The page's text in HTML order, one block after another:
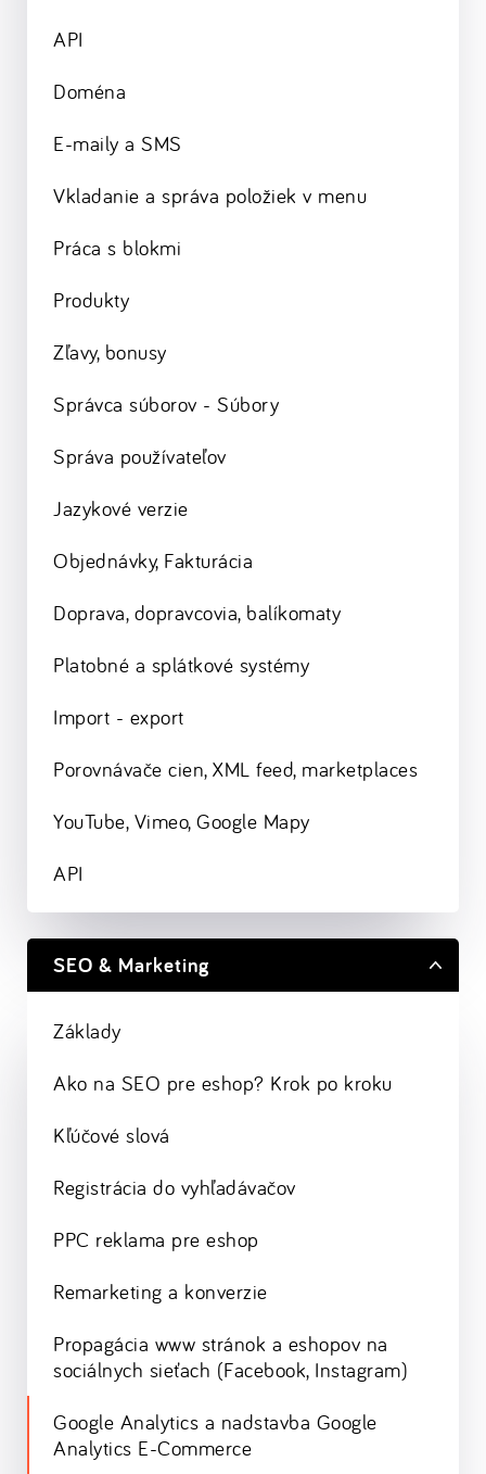
API
Doména
E-maily a SMS
Vkladanie a správa položiek v menu
Práca s blokmi
Produkty
Zľavy, bonusy
Správca súborov - Súbory
Správa používateľov
Jazykové verzie
Objednávky, Fakturácia
Doprava, dopravcovia, balíkomaty
Platobné a splátkové systémy
Import - export
Porovnávače cien, XML feed, marketplaces
YouTube, Vimeo, Google Mapy
API
SEO & Marketing
Základy
Ako na SEO pre eshop? Krok po kroku
Kľúčové slová
Registrácia do vyhľadávačov
PPC reklama pre eshop
Remarketing a konverzie
Propagácia www stránok a eshopov na
sociálnych sieťach (Facebook, Instagram)
Google Analytics a nadstavba Google
Analytics E-Commerce